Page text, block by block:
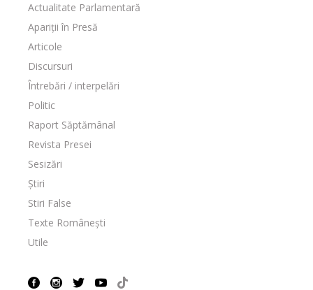
Actualitate Parlamentară
Apariții în Presă
Articole
Discursuri
Întrebări / interpelări
Politic
Raport Săptămânal
Revista Presei
Sesizări
Știri
Stiri False
Texte Românești
Utile